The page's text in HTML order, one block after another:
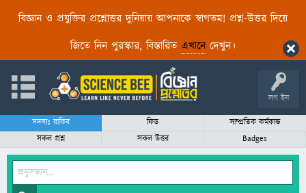
বিজ্ঞান ও প্রযুক্তির প্রশ্নোত্তর দুনিয়ায় আপনাকে স্বাগতম! প্রশ্ন-উত্তর দিয়ে
জিতে নিন পুরস্কার, বিস্তারিত এখানেদেখুন।
লগ ইন
সদস্যঃ রাকিব ফিড
সাম্প্রতিক কর্মকান্ড
সকল প্রশ্ন
সকল উত্তর Badges